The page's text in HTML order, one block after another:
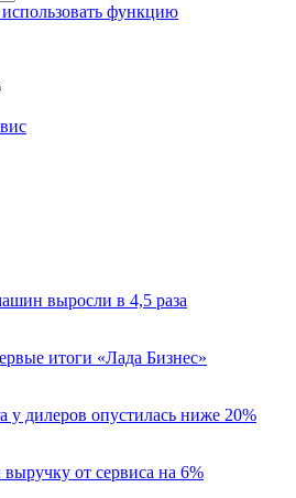
выросли в 4,5 раза
итоги «Лада Бизнес»
у дилеров опустилась ниже 20%
от сервиса на 6%